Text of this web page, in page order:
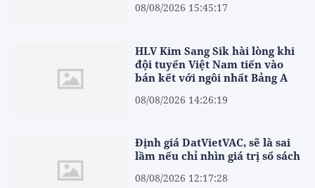
08/08/2026 15:45:17
HLV Kim Sang Sik hài lòng khi
đội tuyển Việt Nam tiến vào
bán kết với ngôi nhất Bảng A
08/08/2026 14:26:19
Định giá DatVietVAC, sẽ là sai
lầm nếu chỉ nhìn giá trị sổ sách
08/08/2026 12:17:28